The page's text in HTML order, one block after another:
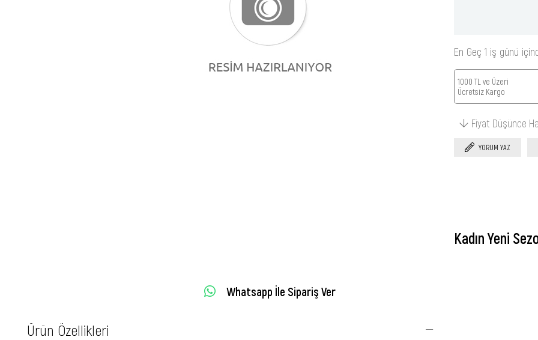
Whatsapp İle Sipariş Ver
Ürün Özellikleri
En Geç 1 iş günü
1000 TL ve Üzeri
Ücretsiz Kargo
Fiyat Düşünce
YORUM YAZ
Kadın Yeni